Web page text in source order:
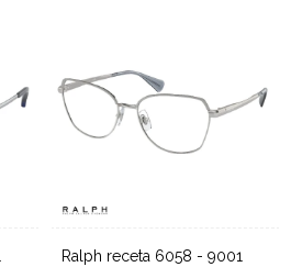
Ralph receta 6058 - 9001